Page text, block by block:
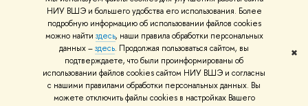
НИУ ВШЭ и большего удобства его использования. Более
подробную информацию об использовании файлов cookies
можно найти здесь, наши правила обработки персональных
данных –здесь. Продолжая пользоваться сайтом, вы
подтверждаете, что были проинформированы об
использовании файлов cookies сайтом НИУ ВШЭ и согласны
с нашими правилами обработки персональных данных. Вы
можете отключить файлы cookies в настройках Вашего
✖
© НИУ ВШЭ 1993–2026 Адреса и контактыУсловия
использования материаловПолитика конфиденциальности
Карта сайта
Редактору